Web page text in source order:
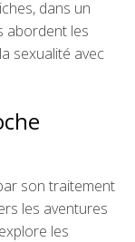
dans un
abordent les
sexualité avec
son traitement
les aventures
les